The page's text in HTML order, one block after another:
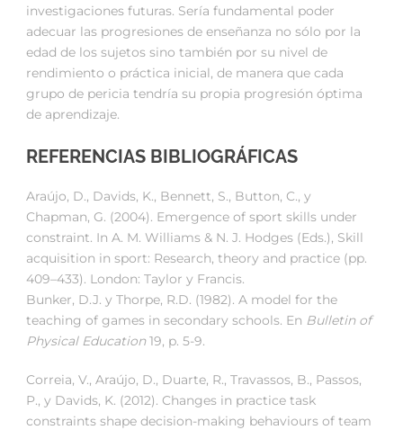
investigaciones futuras. Sería fundamental poder
adecuar las progresiones de enseñanza no sólo por la
edad de los sujetos sino también por su nivel de
rendimiento o práctica inicial, de manera que cada
grupo de pericia tendría su propia progresión óptima
de aprendizaje.
REFERENCIAS BIBLIOGRÁFICAS
Araújo, D., Davids, K., Bennett, S., Button, C., y
Chapman, G. (2004). Emergence of sport skills under
constraint. In A. M. Williams & N. J. Hodges (Eds.), Skill
acquisition in sport: Research, theory and practice (pp.
409–433). London: Taylor y Francis.
Bunker, D.J. y Thorpe, R.D. (1982). A model for the
teaching of games in secondary schools. En Bulletin of
Physical Education19, p. 5-9.
Correia, V., Araújo, D., Duarte, R., Travassos, B., Passos,
P., y Davids, K. (2012). Changes in practice task
constraints shape decision-making behaviours of team